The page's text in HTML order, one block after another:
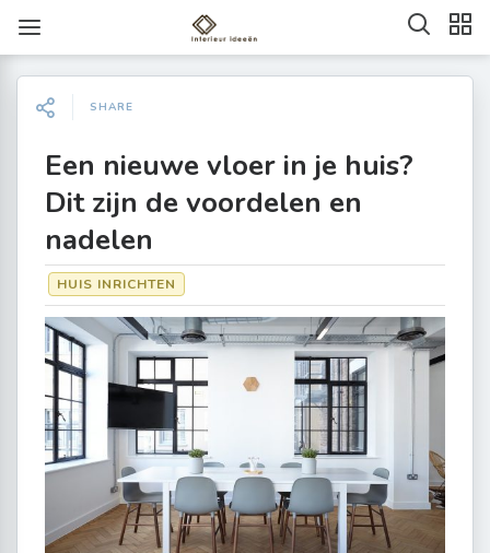
SHARE
Een nieuwe vloer in je huis?
Dit zijn de voordelen en
nadelen
HUIS INRICHTEN